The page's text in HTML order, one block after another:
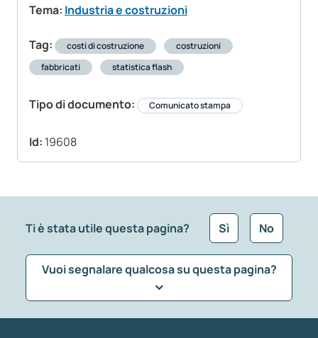
Tema: Industria e costruzioni
Tag: costi di costruzione
costruzioni
fabbricati
statistica flash
Tipo di documento: Comunicato stampa
Id: 19608
Ti è stata utile questa pagina? Sì No
Vuoi segnalare qualcosa su questa pagina?